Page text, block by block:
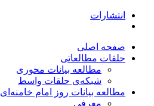
انتشارات
صفحه اصلی
حلقات مطالعاتی
مطالعه بیانات محوری
شبکه‌ی حلقات واسط
مطالعه بیانات روز امام خامنه‌ای
معرفی